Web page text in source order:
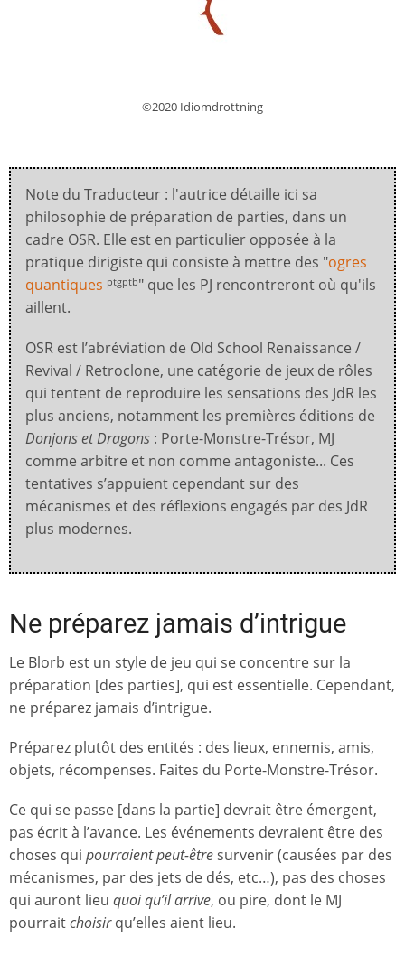
©2020 Idiomdrottning
Note du Traducteur : l'autrice détaille ici sa
philosophie de préparation de parties, dans un
cadre OSR. Elle est en particulier opposée à la
pratique dirigiste qui consiste à mettre des "ogres
quantiques ptgptb" que les PJ rencontreront où qu'ils
aillent.
OSR est l’abréviation de Old School Renaissance /
Revival / Retroclone, une catégorie de jeux de rôles
qui tentent de reproduire les sensations des JdR les
plus anciens, notamment les premières éditions de
Donjons et Dragons : Porte-Monstre-Trésor, MJ
comme arbitre et non comme antagoniste... Ces
tentatives s’appuient cependant sur des
mécanismes et des réflexions engagés par des JdR
plus modernes.
Ne préparez jamais d’intrigue
Le Blorb est un style de jeu qui se concentre sur la
préparation [des parties], qui est essentielle. Cependant,
ne préparez jamais d’intrigue.
Préparez plutôt des entités : des lieux, ennemis, amis,
objets, récompenses. Faites du Porte-Monstre-Trésor.
Ce qui se passe [dans la partie] devrait être émergent,
pas écrit à l’avance. Les événements devraient être des
choses qui pourraient peut-êtresurvenir (causées par des
mécanismes, par des jets de dés, etc…), pas des choses
qui auront lieu quoi qu’il arrive, ou pire, dont le MJ
pourraitchoisirqu’elles aient lieu.